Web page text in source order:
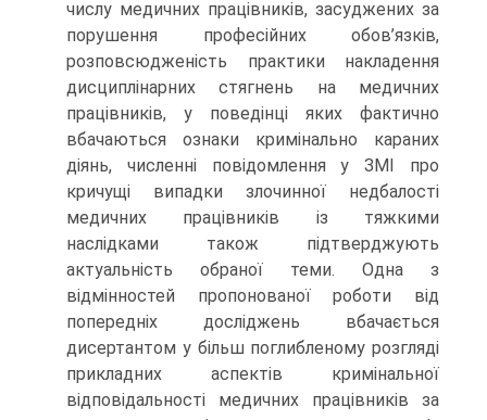
числу медичних працівників, засуджених за
порушення професійних обов’язків,
розповсюдженість практики накладення
дисциплінарних стягнень на медичних
працівників, у поведінці яких фактично
вбачаються ознаки кримінально караних
діянь, численні повідомлення у ЗМІ про
кричущі випадки злочинної недбалості
медичних працівників із тяжкими
наслідками також підтверджують
актуальність обраної теми. Одна з
відмінностей пропонованої роботи від
попередніх досліджень вбачається
дисертантом у більш поглибленому розгляді
прикладних аспектів кримінальної
відповідальності медичних працівників за